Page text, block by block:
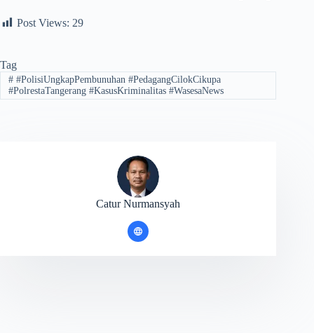
Post Views: 29
Tag
##PolisiUngkapPembunuhan #PedagangCilokCikupa
#PolrestaTangerang #KasusKriminalitas #WasesaNews
Catur Nurmansyah